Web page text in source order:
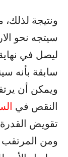
ونتيجة
ويمكن أن
النقص في
تقويض
ومن